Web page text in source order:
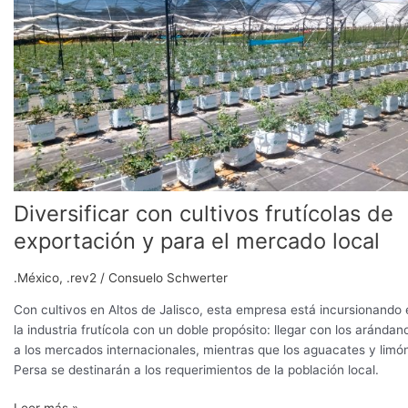
Diversificar con cultivos frutícolas de
exportación y para el mercado local
.México, .rev2 / Consuelo Schwerter
Con cultivos en Altos de Jalisco, esta empresa está incursionando
la industria frutícola con un doble propósito: llegar con los
a los mercados internacionales, mientras que los aguacates y
Persa se destinarán a los requerimientos de la población local.
cultivos
frutícolas
de
exportación
y
para
el
mercado
local